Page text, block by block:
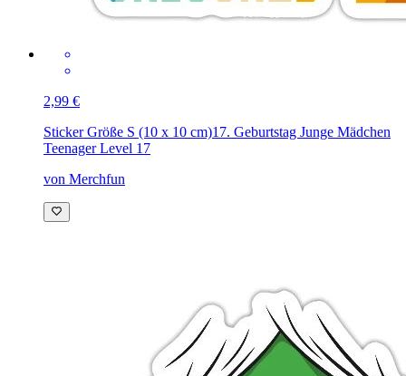
2,99 €
Sticker Größe S (10 x 10 cm)17. Geburtstag Junge Mädchen
Teenager Level 17
von Merchfun